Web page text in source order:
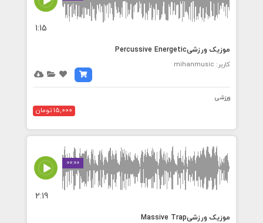
1:15
موزیک ورزشیPercussive Energetic
کاربر: mihanmusic
ورزشی
15,000 تومان
00:00
2:19
موزیک ورزشیMassive Trap